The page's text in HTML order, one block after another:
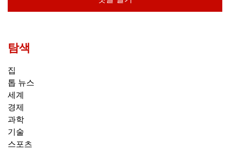
탐색
집
톱 뉴스
세계
경제
과학
기술
스포츠